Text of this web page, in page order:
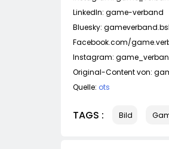
LinkedIn: game-verband
Bluesky:
Facebook.com/
Instagram:
Original-Content von:
Quelle: ots
TAGS : Bild